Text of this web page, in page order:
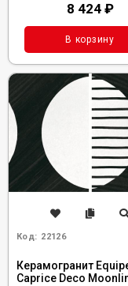
8 424 ₽
В корзину
Код: 22126
Керамогранит
Caprice Deco